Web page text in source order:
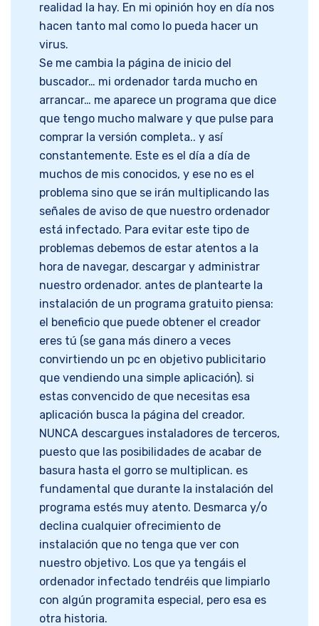
realidad la hay. En mi opinión hoy en día nos
hacen tanto mal como lo pueda hacer un
virus.
Se me cambia la página de inicio del
buscador… mi ordenador tarda mucho en
arrancar… me aparece un programa que dice
que tengo mucho malware y que pulse para
comprar la versión completa.. y así
constantemente. Este es el día a día de
muchos de mis conocidos, y ese no es el
problema sino que se irán multiplicando las
señales de aviso de que nuestro ordenador
está infectado. Para evitar este tipo de
problemas debemos de estar atentos a la
hora de navegar, descargar y administrar
nuestro ordenador. antes de plantearte la
instalación de un programa gratuito piensa:
el beneficio que puede obtener el creador
eres tú (se gana más dinero a veces
convirtiendo un pc en objetivo publicitario
que vendiendo una simple aplicación). si
estas convencido de que necesitas esa
aplicación busca la página del creador.
NUNCA descargues instaladores de terceros,
puesto que las posibilidades de acabar de
basura hasta el gorro se multiplican. es
fundamental que durante la instalación del
programa estés muy atento. Desmarca y/o
declina cualquier ofrecimiento de
instalación que no tenga que ver con
nuestro objetivo. Los que ya tengáis el
ordenador infectado tendréis que limpiarlo
con algún programita especial, pero esa es
otra historia.